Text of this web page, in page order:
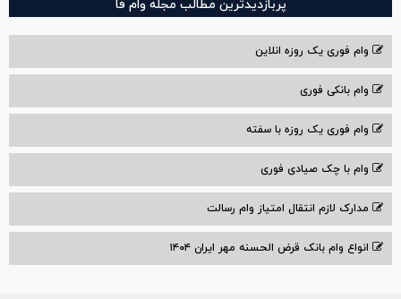
پربازدیدترین مطالب مجله وام فا
وام فوری یک روزه انلاین
وام بانکی فوری
وام فوری یک روزه با سفته
وام با‌ چک صیادی‌ فوری
مدارک لازم انتقال امتیاز وام رسالت
انواع وام بانک قرض الحسنه مهر ایران ۱۴۰۴